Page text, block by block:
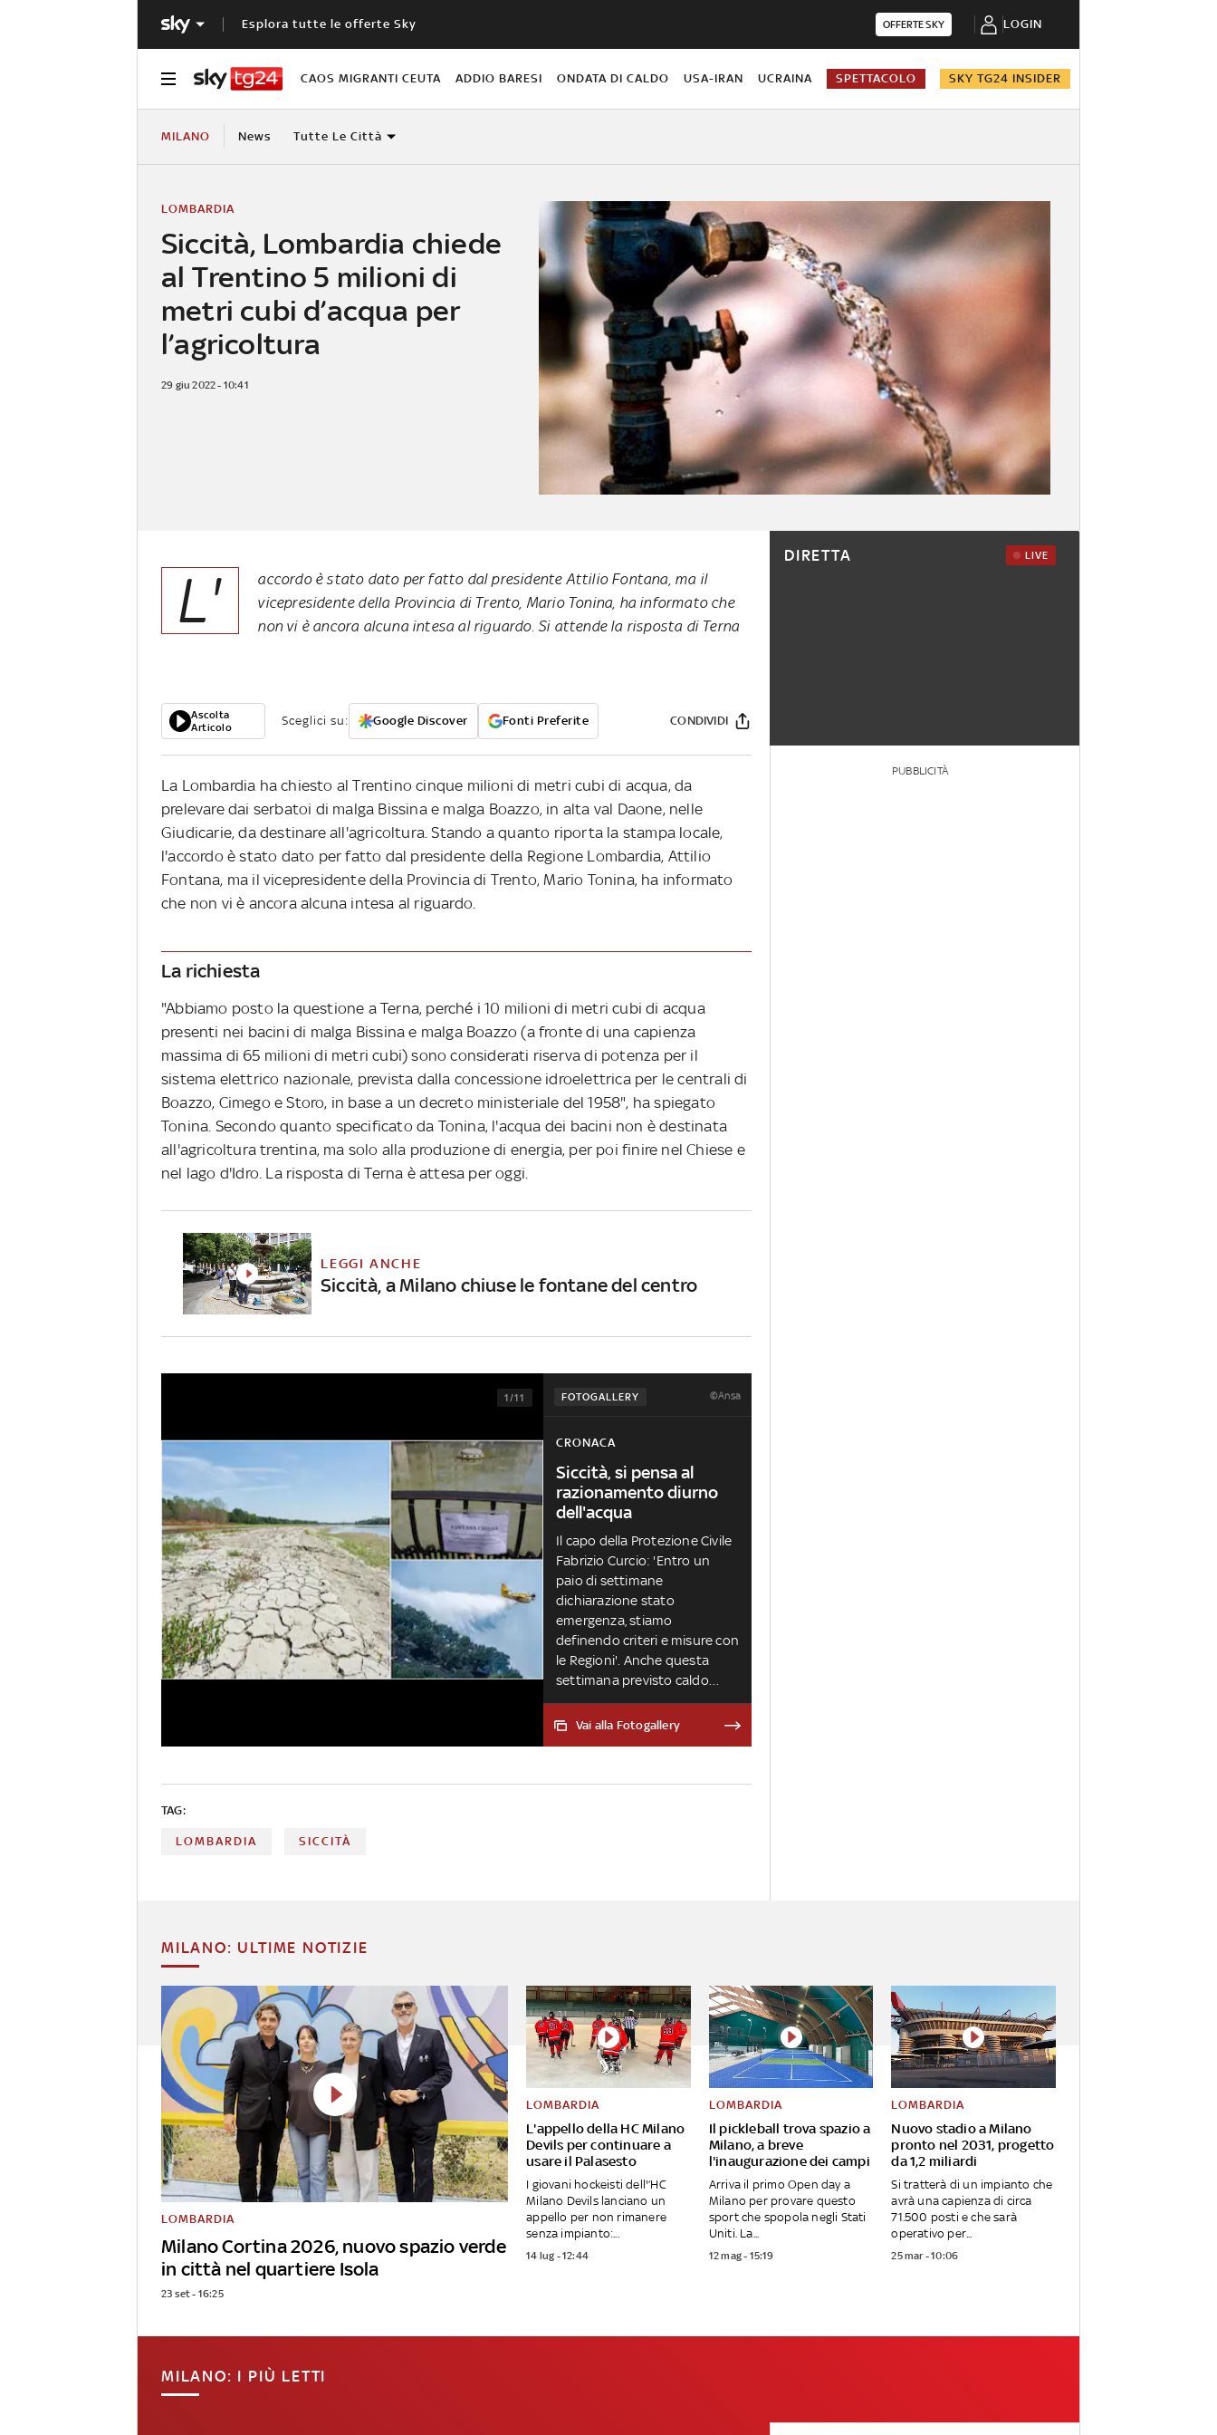
Esplora tutte le offerte Sky OFFERTE SKY LOGIN
CAOS MIGRANTI CEUTA ADDIO BARESI ONDATA DI CALDO USA-IRAN UCRAINA SPETTACOLO SKY TG24 INSIDER
MILANO News Tutte Le Città
Siccità, Lombardia chiede
al Trentino 5 milioni di
metri cubi d’acqua per
l’agricoltura
LOMBARDIA
29 giu 2022 - 10:41
L'
accordo è stato dato per fatto dal presidente Attilio Fontana, ma il
vicepresidente della Provincia di Trento, Mario Tonina, ha informato che
non vi è ancora alcuna intesa al riguardo. Si attende la risposta di Terna
Ascolta
Articolo
Sceglici su: Google Discover Fonti Preferite CONDIVIDI
La Lombardia ha chiesto al Trentino cinque milioni di metri cubi di acqua, da
prelevare dai serbatoi di malga Bissina e malga Boazzo, in alta val Daone, nelle
Giudicarie, da destinare all'agricoltura. Stando a quanto riporta la stampa locale,
l'accordo è stato dato per fatto dal presidente della Regione Lombardia, Attilio
Fontana, ma il vicepresidente della Provincia di Trento, Mario Tonina, ha informato
che non vi è ancora alcuna intesa al riguardo.
La richiesta
"Abbiamo posto la questione a Terna, perché i 10 milioni di metri cubi di acqua
presenti nei bacini di malga Bissina e malga Boazzo (a fronte di una capienza
massima di 65 milioni di metri cubi) sono considerati riserva di potenza per il
sistema elettrico nazionale, prevista dalla concessione idroelettrica per le centrali di
Boazzo, Cimego e Storo, in base a un decreto ministeriale del 1958", ha spiegato
Tonina. Secondo quanto specificato da Tonina, l'acqua dei bacini non è destinata
all'agricoltura trentina, ma solo alla produzione di energia, per poi finire nel Chiese e
nel lago d'Idro. La risposta di Terna è attesa per oggi.
LEGGI ANCHE
Siccità, a Milano chiuse le fontane del centro
FOTOGALLERY ©Ansa
1/11
CRONACA
Siccità, si pensa al
razionamento diurno
dell'acqua
Il capo della Protezione Civile
Fabrizio Curcio: 'Entro un
paio di settimane
dichiarazione stato
emergenza, stiamo
definendo criteri e misure con
le Regioni'. Anche questa
settimana previsto caldo
record. Nove incendi in un
solo giorno a Roma
Vai alla Fotogallery
TAG:
LOMBARDIA SICCITÀ
DIRETTA LIVE
PUBBLICITÀ
MILANO: ULTIME NOTIZIE
Milano Cortina 2026, nuovo spazio verde
in città nel quartiere Isola
LOMBARDIA
23 set - 16:25
L'appello della HC Milano
Devils per continuare a
usare il Palasesto
LOMBARDIA
I giovani hockeisti dell'’HC
Milano Devils lanciano un
appello per non rimanere
senza impianto:...
14 lug - 12:44
Il pickleball trova spazio a
Milano, a breve
l'inaugurazione dei campi
LOMBARDIA
Arriva il primo Open day a
Milano per provare questo
sport che spopola negli Stati
Uniti. La...
12 mag - 15:19
Nuovo stadio a Milano
pronto nel 2031, progetto
da 1,2 miliardi
LOMBARDIA
Si tratterà di un impianto che
avrà una capienza di circa
71.500 posti e che sarà
operativo per...
25 mar - 10:06
MILANO: I PIÙ LETTI